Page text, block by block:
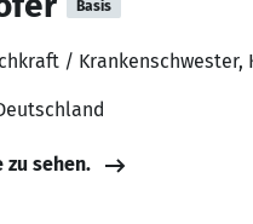
Basis
/ Krankenschwester,
zu sehen.